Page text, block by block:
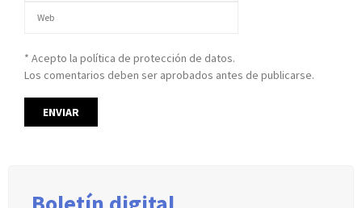
* Acepto la política de protección de datos.
Los comentarios deben ser aprobados antes de publicarse.